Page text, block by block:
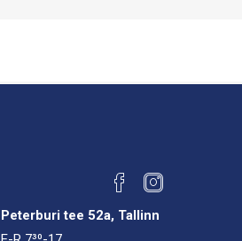
Peterburi tee 52a, Tallinn